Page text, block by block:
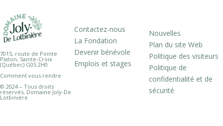
7015, route de Pointe
Platon, Sainte-Croix
(Québec) G0S 2H0
Comment vous rendre
© 2024 – Tous droits
réservés, Domaine Joly-De
Lotbinière
Contactez-nous
La Fondation
Devenir bénévole
Emplois et stages
Nouvelles
Plan du site Web
Politique des visiteurs
Politique de
confidentialité et de
sécurité